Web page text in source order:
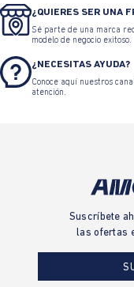
¿QUIERES SER UNA
Sé parte de una marca
modelo de negocio exitoso.
¿NECESITAS AYUDA?
Conoce aquí nuestros
atención.
Suscríbete
las ofertas